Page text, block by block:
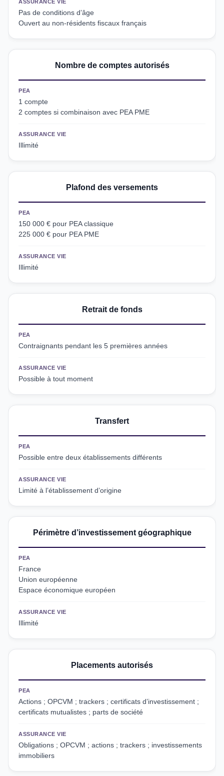
ASSURANCE VIE
Pas de conditions d’âge
Ouvert au non-résidents fiscaux français
Nombre de comptes autorisés
PEA
1 compte
2 comptes si combinaison avec PEA PME
ASSURANCE VIE
Illimité
Plafond des versements
PEA
150 000 € pour PEA classique
225 000 € pour PEA PME
ASSURANCE VIE
Illimité
Retrait de fonds
PEA
Contraignants pendant les 5 premières années
ASSURANCE VIE
Possible à tout moment
Transfert
PEA
Possible entre deux établissements différents
ASSURANCE VIE
Limité à l’établissement d’origine
Périmètre d’investissement géographique
PEA
France
Union européenne
Espace économique européen
ASSURANCE VIE
Illimité
Placements autorisés
PEA
Actions ; OPCVM ; trackers ; certificats d’investissement ;
certificats mutualistes ; parts de société
ASSURANCE VIE
Obligations ; OPCVM ; actions ; trackers ; investissements
immobiliers